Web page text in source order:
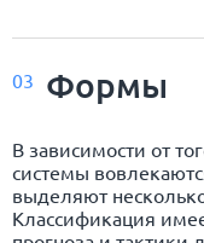
03 Формы
В зависимости от
системы
выделяют
Классификация